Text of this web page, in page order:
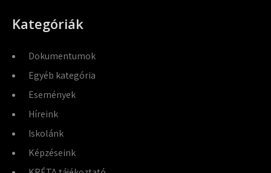
Kategóriák
Dokumentumok
Egyéb kategória
Események
Híreink
Iskolánk
Képzéseink